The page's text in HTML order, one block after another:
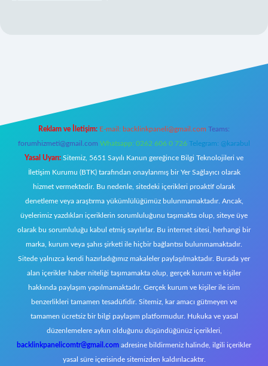
Reklam ve İletişim: E-mail: backlinkpaneli@gmail.com Teams:
forumhizmeti@gmail.com Whatsapp: 0262 606 0 726 Telegram: @karabul
Yasal Uyarı: Sitemiz, 5651 Sayılı Kanun gereğince Bilgi Teknolojileri ve
İletişim Kurumu (BTK) tarafından onaylanmış bir Yer Sağlayıcı olarak
hizmet vermektedir. Bu nedenle, sitedeki içerikleri proaktif olarak
denetleme veya araştırma yükümlülüğümüz bulunmamaktadır. Ancak,
üyelerimiz yazdıkları içeriklerin sorumluluğunu taşımakta olup, siteye üye
olarak bu sorumluluğu kabul etmiş sayılırlar. Bu internet sitesi, herhangi bir
marka, kurum veya şahıs şirketi ile hiçbir bağlantısı bulunmamaktadır.
Sitede yalnızca kendi hazırladığımız makaleler paylaşılmaktadır. Burada yer
alan içerikler haber niteliği taşımamakta olup, gerçek kurum ve kişiler
hakkında paylaşım yapılmamaktadır. Gerçek kurum ve kişiler ile isim
benzerlikleri tamamen tesadüfidir. Sitemiz, kar amacı gütmeyen ve
tamamen ücretsiz bir bilgi paylaşım platformudur. Hukuka ve yasal
düzenlemelere aykırı olduğunu düşündüğünüz içerikleri,
backlinkpanelicomtr@gmail.com adresine bildirmeniz halinde, ilgili içerikler
yasal süre içerisinde sitemizden kaldırılacaktır.